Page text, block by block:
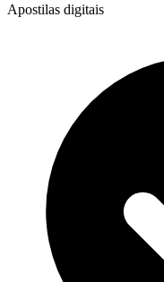
Apostilas digitais